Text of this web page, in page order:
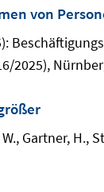
von
2025),
Gartner, H.,